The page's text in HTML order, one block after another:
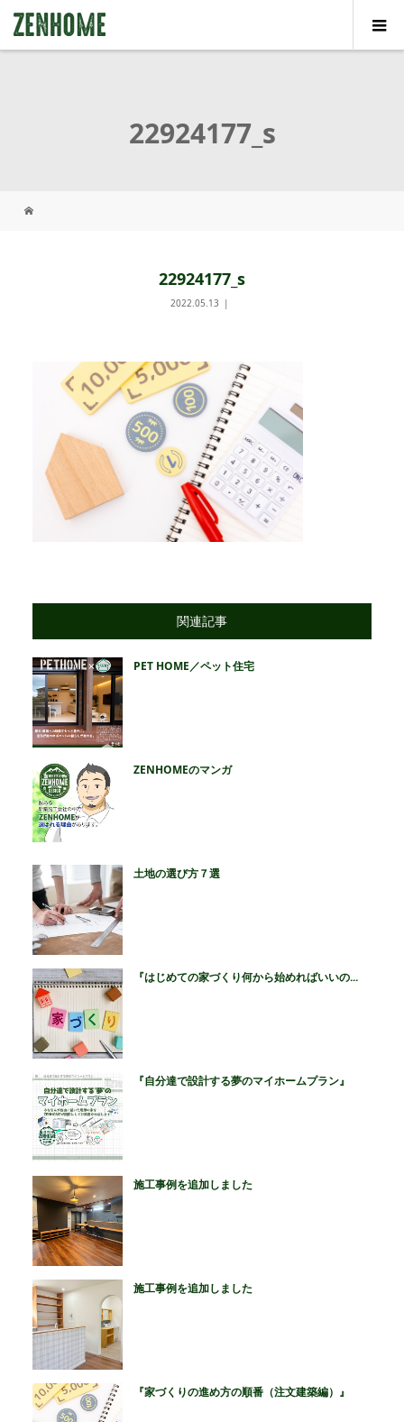
22924177_s
22924177_s
2022.05.13
関連記事
PET HOME／ペット住宅
ZENHOMEのマンガ
土地の選び方７選
『はじめての家づくり何から始めればいいの...
『自分達で設計する夢のマイホームプラン』
施工事例を追加しました
施工事例を追加しました
『家づくりの進め方の順番（注文建築編）』